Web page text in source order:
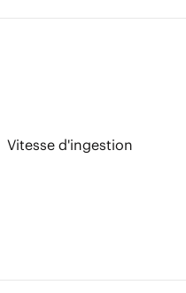
Vitesse d'ingestion